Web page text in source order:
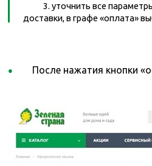
3. уточнить все параметры
доставки, в графе «оплата»
После нажатия кнопки